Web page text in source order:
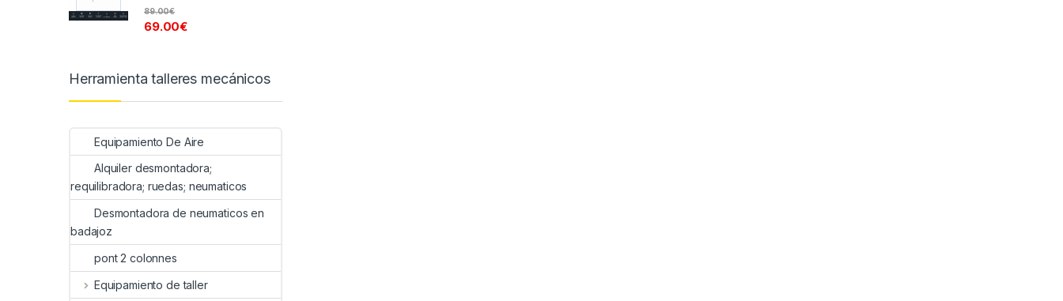
69.00€
89.00€
Herramienta talleres mecánicos
Equipamiento De Aire
Alquiler desmontadora;
requilibradora; ruedas; neumaticos
Desmontadora de neumaticos en
badajoz
pont 2 colonnes
Equipamiento de taller